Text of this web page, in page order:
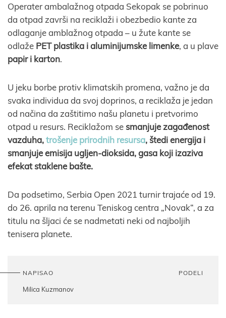
Operater ambalažnog otpada Sekopak se pobrinuo
da otpad završi na reciklaži i obezbedio kante za
odlaganje amblažnog otpada – u žute kante se
odlaže PET plastika i aluminijumske limenke, a u plave
papir i karton.
U jeku borbe protiv klimatskih promena, važno je da
svaka individua da svoj doprinos, a reciklaža je jedan
od načina da zaštitimo našu planetu i pretvorimo
otpad u resurs. Reciklažom se smanjuje zagađenost
vazduha,trošenje prirodnih resursa, štedi energija i
smanjuje emisija ugljen-dioksida, gasa koji izaziva
efekat staklene bašte.
Da podsetimo, Serbia Open 2021 turnir trajaće od 19.
do 26. aprila na terenu Teniskog centra „Novak“, a za
titulu na šljaci će se nadmetati neki od najboljih
tenisera planete.
NAPISAO
Milica Kuzmanov
PODELI